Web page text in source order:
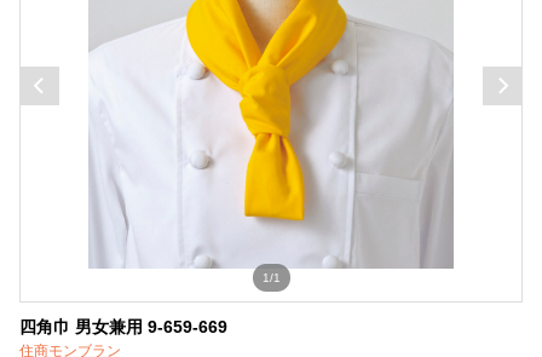
1/1
四角巾 男女兼用 9-659-669
住商モンブラン